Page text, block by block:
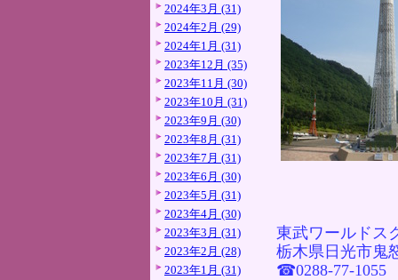
2024年3月 (31)
2024年2月 (29)
2024年1月 (31)
2023年12月 (35)
2023年11月 (30)
2023年10月 (31)
2023年9月 (30)
2023年8月 (31)
2023年7月 (31)
2023年6月 (30)
2023年5月 (31)
2023年4月 (30)
2023年3月 (31)
2023年2月 (28)
2023年1月 (31)
東武ワールドス
栃木県日光市鬼
☎0288-77-1055